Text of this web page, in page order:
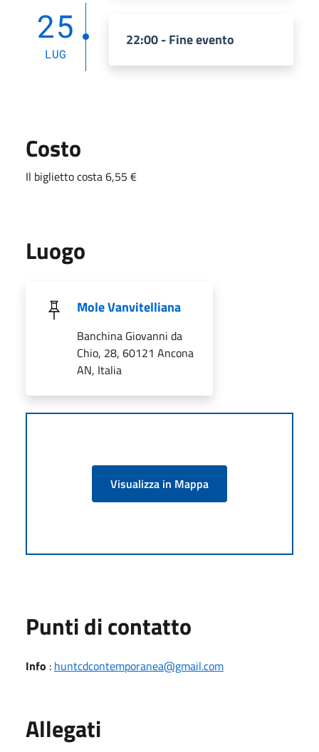
25
LUG
22:00 - Fine evento
Costo
Il biglietto costa 6,55 €
Luogo
Mole Vanvitelliana
Banchina Giovanni da
Chio, 28, 60121 Ancona
AN, Italia
Visualizza in Mappa
Punti di contatto
Info : huntcdcontemporanea@gmail.com
Allegati